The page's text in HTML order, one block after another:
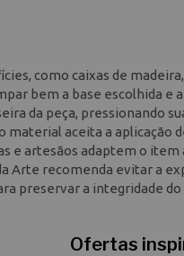
como caixas de
bem a base escolhida e
da peça, pressionando
material aceita a
e artesãos adaptem o
Arte recomenda evitar a
preservar a integridade do
Ofertas